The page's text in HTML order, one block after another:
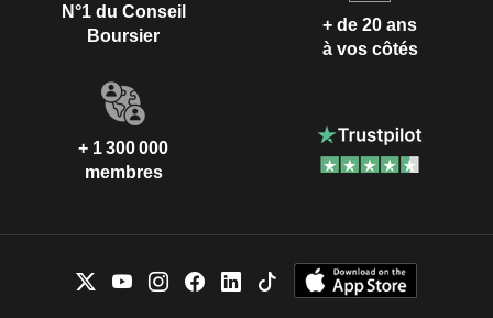
N°1 du Conseil
Boursier
+ de 20 ans
à vos côtés
+ 1 300 000
membres